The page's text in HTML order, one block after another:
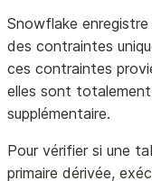
Snowflake enregistre
des contraintes
ces contraintes
elles sont
supplémentaire.
Pour vérifier si une
primaire dérivée,